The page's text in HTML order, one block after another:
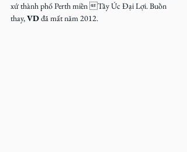
xứ thành phố Perth miền Tây Úc Đại Lợi. Buồn
thay, VD đã mất năm 2012.